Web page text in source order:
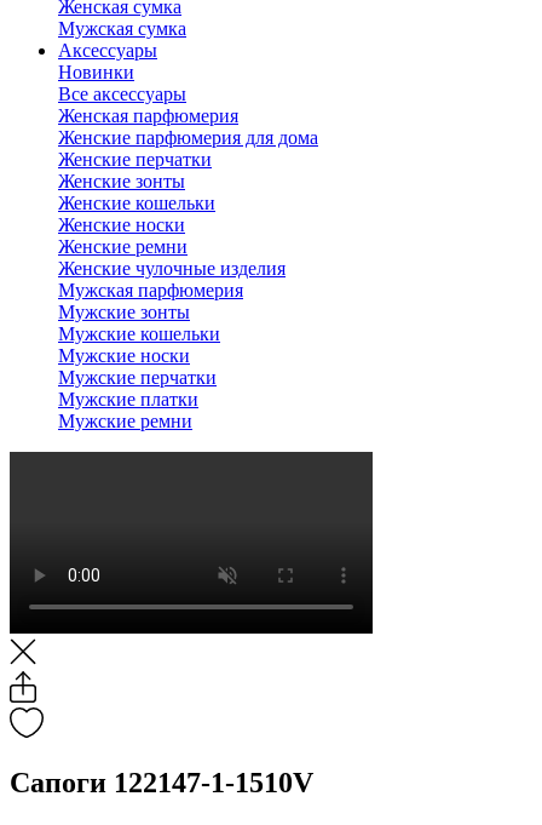
Женская сумка
Мужская сумка
Аксессуары
Новинки
Все аксессуары
Женская парфюмерия
Женские парфюмерия для дома
Женские перчатки
Женские зонты
Женские кошельки
Женские носки
Женские ремни
Женские чулочные изделия
Мужская парфюмерия
Мужские зонты
Мужские кошельки
Мужские носки
Мужские перчатки
Мужские платки
Мужские ремни
Сапоги 122147-1-1510V